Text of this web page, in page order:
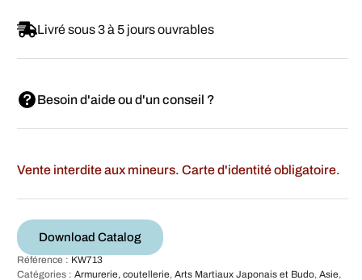
Livré sous 3 à 5 jours ouvrables
Besoin d'aide ou d'un conseil ?
Vente interdite aux mineurs. Carte d'identité obligatoire.
Download Catalog
Référence : KW713
Catégories : Armurerie, coutellerie, Arts Martiaux Japonais et Budo, Asie,